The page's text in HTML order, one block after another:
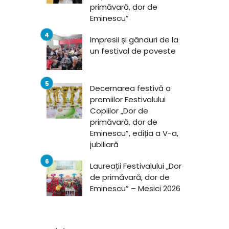
primăvară, dor de
Eminescu”
Impresii și gânduri de la
un festival de poveste
Decernarea festivă a
premiilor Festivalului
Copiilor „Dor de
primăvară, dor de
Eminescu”, ediția a V-a,
jubiliară
Laureații Festivalului „Dor
de primăvară, dor de
Eminescu” – Mesici 2026